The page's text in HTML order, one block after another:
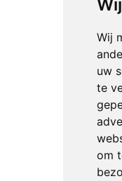
Wij
uw
te
om
verzuim
betaling
voor de
aanwijst.
aflossing
indien